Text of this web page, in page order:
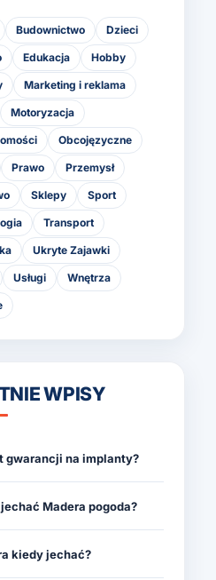
Budownictwo Dzieci
Edukacja Hobby
Marketing i reklama
Motoryzacja
Obcojęzyczne
Prawo Przemysł
Sklepy Sport
Transport
Ukryte Zajawki
Usługi Wnętrza
WPISY
gwarancji na implanty?
Madera pogoda?
kiedy jechać?